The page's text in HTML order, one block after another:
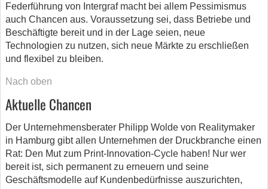
Federführung von Intergraf macht bei allem Pessimismus
auch Chancen aus. Voraussetzung sei, dass Betriebe und
Beschäftigte bereit und in der Lage seien, neue
Technologien zu nutzen, sich neue Märkte zu erschließen
und flexibel zu bleiben.
Nach oben
Aktuelle Chancen
Der Unternehmensberater Philipp Wolde von Realitymaker
in Hamburg gibt allen Unternehmen der Druckbranche einen
Rat: Den Mut zum Print-Innovation-Cycle haben! Nur wer
bereit ist, sich permanent zu erneuern und seine
Geschäftsmodelle auf Kundenbedürfnisse auszurichten,